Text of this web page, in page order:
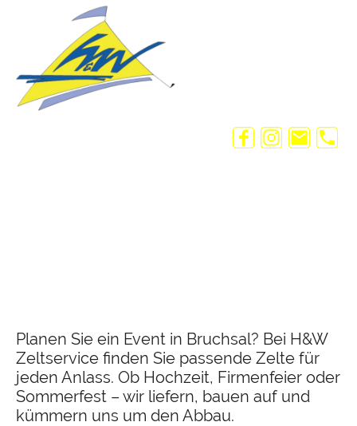
Planen Sie ein Event in Bruchsal? Bei H&W
Zeltservice finden Sie passende Zelte für
jeden Anlass. Ob Hochzeit, Firmenfeier oder
Sommerfest – wir liefern, bauen auf und
kümmern uns um den Abbau.